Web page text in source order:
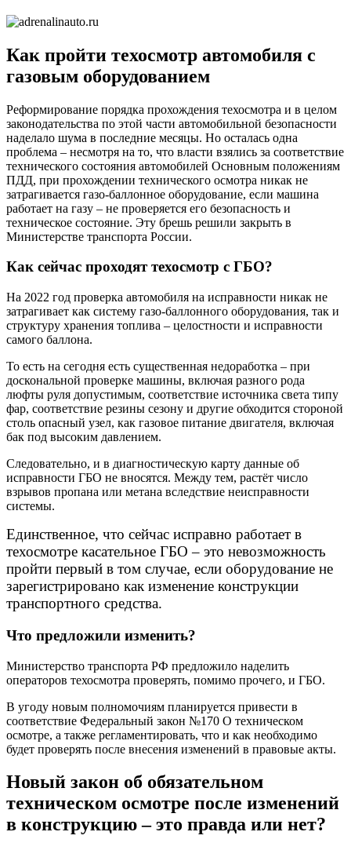
Как пройти техосмотр автомобиля с
газовым оборудованием
Реформирование порядка прохождения техосмотра и в целом
законодательства по этой части автомобильной безопасности
наделало шума в последние месяцы. Но осталась одна
проблема – несмотря на то, что власти взялись за соответствие
технического состояния автомобилей Основным положениям
ПДД, при прохождении технического осмотра никак не
затрагивается газо-баллонное оборудование, если машина
работает на газу – не проверяется его безопасность и
техническое состояние. Эту брешь решили закрыть в
Министерстве транспорта России.
Как сейчас проходят техосмотр с ГБО?
На 2022 год проверка автомобиля на исправности никак не
затрагивает как систему газо-баллонного оборудования, так и
структуру хранения топлива – целостности и исправности
самого баллона.
То есть на сегодня есть существенная недоработка – при
доскональной проверке машины, включая разного рода
люфты руля допустимым, соответствие источника света типу
фар, соответствие резины сезону и другие обходится стороной
столь опасный узел, как газовое питание двигателя, включая
бак под высоким давлением.
Следовательно, и в диагностическую карту данные об
исправности ГБО не вносятся. Между тем, растёт число
взрывов пропана или метана вследствие неисправности
системы.
Единственное, что сейчас исправно работает в
техосмотре касательное ГБО – это невозможность
пройти первый в том случае, если оборудование не
зарегистрировано как изменение конструкции
транспортного средства.
Что предложили изменить?
Министерство транспорта РФ предложило наделить
операторов техосмотра проверять, помимо прочего, и ГБО.
В угоду новым полномочиям планируется привести в
соответствие Федеральный закон №170 О техническом
осмотре, а также регламентировать, что и как необходимо
будет проверять после внесения изменений в правовые акты.
Новый закон об обязательном
техническом осмотре после изменений
в конструкцию – это правда или нет?